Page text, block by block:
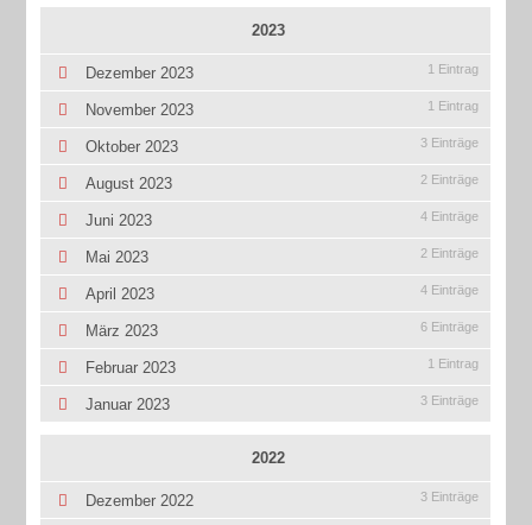
2023
Dezember 2023 1 Eintrag
November 2023 1 Eintrag
Oktober 2023 3 Einträge
August 2023 2 Einträge
Juni 2023 4 Einträge
Mai 2023 2 Einträge
April 2023 4 Einträge
März 2023 6 Einträge
Februar 2023 1 Eintrag
Januar 2023 3 Einträge
2022
Dezember 2022 3 Einträge